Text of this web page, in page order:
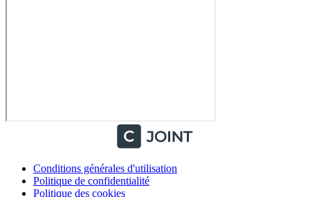
Conditions générales d'utilisation
Politique de confidentialité
Politique des cookies